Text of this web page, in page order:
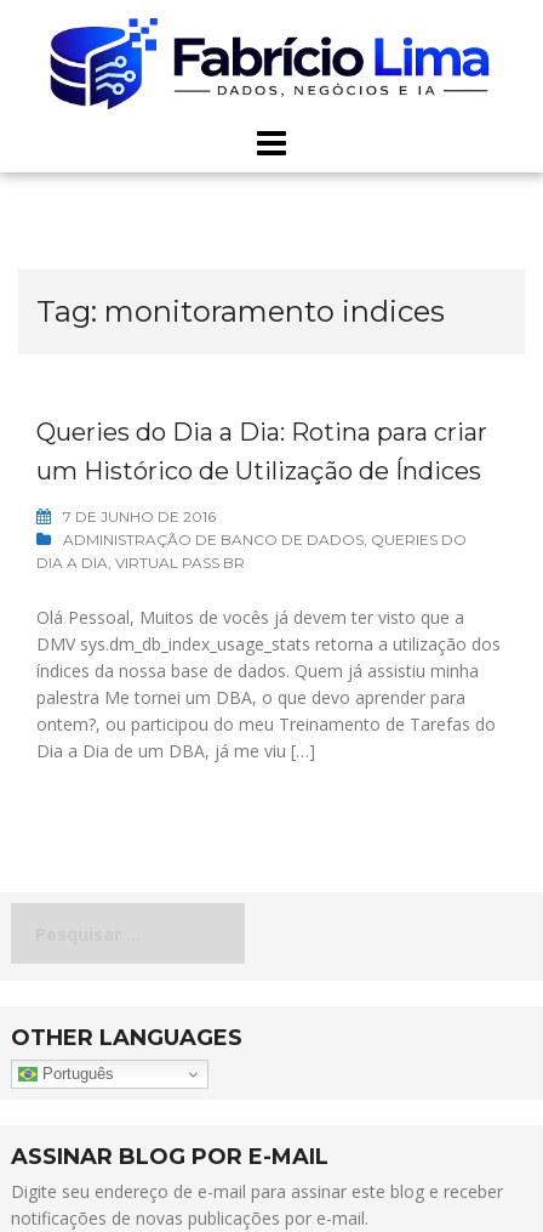
content
Tag: monitoramento indices
Queries do Dia a Dia: Rotina para criar
um Histórico de Utilização de Índices
7 DE JUNHO DE 2016
ADMINISTRAÇÃO DE BANCO DE DADOS, QUERIES DO
DIA A DIA, VIRTUAL PASS BR
Olá Pessoal, Muitos de vocês já devem ter visto que a
DMV sys.dm_db_index_usage_stats retorna a utilização dos
índices da nossa base de dados. Quem já assistiu minha
palestra Me tornei um DBA, o que devo aprender para
ontem?, ou participou do meu Treinamento de Tarefas do
Dia a Dia de um DBA, já me viu […]
OTHER LANGUAGES
Português
ASSINAR BLOG POR E-MAIL
Digite seu endereço de e-mail para assinar este blog e receber
notificações de novas publicações por e-mail.